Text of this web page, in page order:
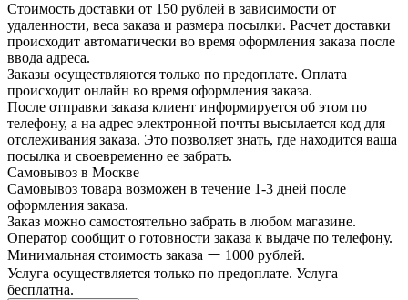
Стоимость доставки от 150 рублей в зависимости от
удаленности, веса заказа и размера посылки. Расчет доставки
происходит автоматически во время оформления заказа после
ввода адреса.
Заказы осуществляются только по предоплате. Оплата
происходит онлайн во время оформления заказа.
После отправки заказа клиент информируется об этом по
телефону, а на адрес электронной почты высылается код для
отслеживания заказа. Это позволяет знать, где находится ваша
посылка и своевременно ее забрать.
Самовывоз в Москве
Самовывоз товара возможен в течение 1-3 дней после
оформления заказа.
Заказ можно самостоятельно забрать в любом магазине.
Оператор сообщит о готовности заказа к выдаче по телефону.
Минимальная стоимость заказа ー 1000 рублей.
Услуга осуществляется только по предоплате. Услуга
бесплатна.